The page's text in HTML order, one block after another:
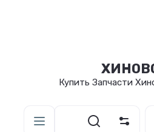
Купить Запчасти